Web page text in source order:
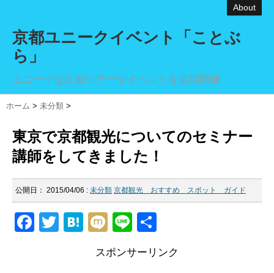
About
京都ユニークイベント「ことぶ
ら」
ユニークな京都ツアーやイベントを定期開催
ホーム > 未分類 >
東京で京都観光についてのセミナー
講師をしてきました！
公開日： 2015/04/06 : 未分類 京都観光 おすすめ スポット ガイド
F
T
H
M
ixi
Li
e
スポンサーリンク